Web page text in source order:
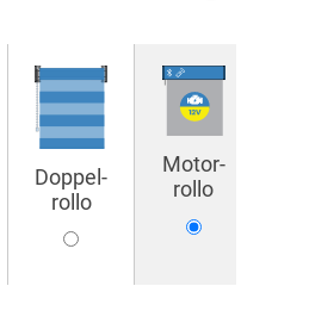
Doppel­
rollo
Motor­
rollo